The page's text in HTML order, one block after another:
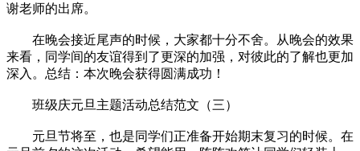
谢老师的出席。
在晚会接近尾声的时候，大家都十分不舍。从晚会的效果
来看，同学间的友谊得到了更深的加强，对彼此的了解也更加
深入。总结：本次晚会获得圆满成功！
班级庆元旦主题活动总结范文（三）
元旦节将至，也是同学们正准备开始期末复习的时候。在